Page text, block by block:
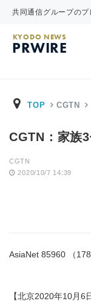
共同通信グループの
KYODO NEWS
PRWIRE
TOP CGTN
CGTN：家族
CGTN
2020/10/7 14:39
AsiaNet 85960 （
【北京2020年10月6